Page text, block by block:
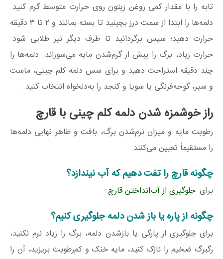
تابه را با مقدار کمی روغن زیتون روی حرارت متوسط گرم کنید.
دلمه‌ها را ابتدا از سمت درز بچینید تا بسته بمانند و ۲ تا ۳ دقیقه
حرارت دهید؛ سپس برگردانید تا طرف دیگر نیز طلایی شود.
حرارت زیاد، برگ را پیش از گرم‌شدن مایه می‌سوزاند. دلمه‌ها را
چند دقیقه استراحت دهید و برای سس دلمه کلم چینی، ماست
و سیر، گوجه‌فرنگی یا سویا و کنجد را به‌دلخواه انتخاب کنید.
راز خوشمزه شدن دلمه کلم چینی با قارچ
رطوبت مایه و میزان نرم‌شدن برگ، بافت و ظاهر نهایی دلمه‌ها
را مستقیماً تعیین می‌کنند.
چگونه قارچ را تفت دهیم که آب نیندازد؟
برای جلوگیری از آب‌انداختن قارچ:
چگونه از پاره یا باز شدن دلمه جلوگیری کنیم؟
برای جلوگیری از پارگی یا بازشدن دلمه، برگ را زیاد نرم نکنید،
رگبرگ ضخیم را نازک کنید، مایه خنک و کم‌رطوبت بریزید، آن را